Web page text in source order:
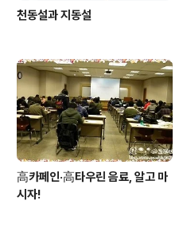
천동설과 지동설
高카페인·高타우린 음료, 알고 마
시자!